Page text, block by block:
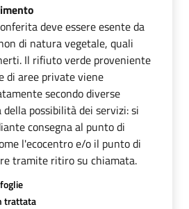
deve essere esente da
di natura vegetale, quali
Il rifiuto verde proveniente
di aree private viene
secondo diverse
della possibilità dei servizi: si
consegna al punto di
l'ecocentro e/o il punto di
tramite ritiro su chiamata.
foglie
trattata